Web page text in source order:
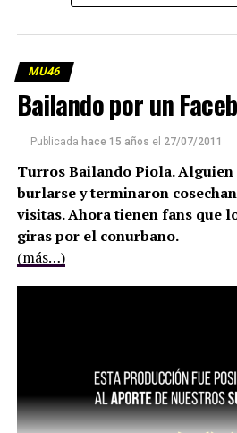
MU46
Bailando por un
Publicada hace 15 años el 27/07/2011
Turros Bailando Piola.
burlarse y terminaron
visitas. Ahora tienen fans que
giras por el conurbano.
(más…)